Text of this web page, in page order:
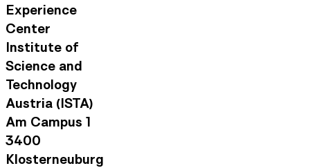
Experience
Center
Institute of
Science and
Technology
Austria (ISTA)
Am Campus 1
3400
Klosterneuburg